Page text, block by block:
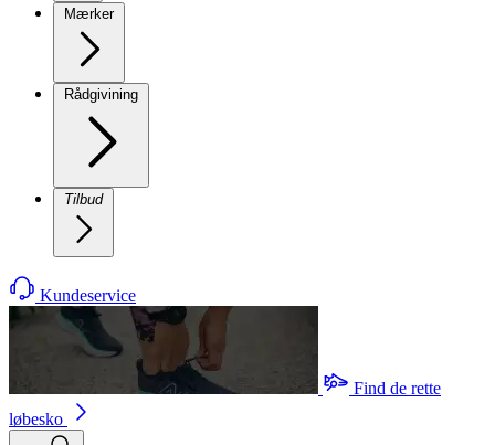
Mærker
Rådgivining
Tilbud
Kundeservice
Find de rette
løbesko